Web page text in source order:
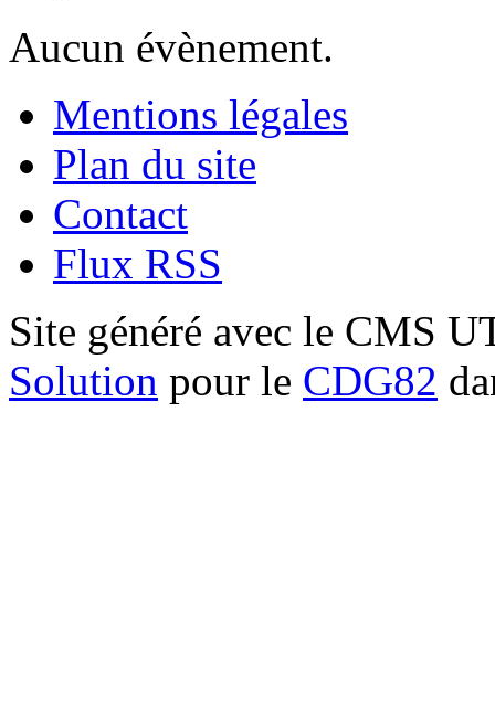
Aucun évènement.
Mentions légales
Plan du site
Contact
Flux RSS
Site généré avec le CMS
Solution pour le CDG82